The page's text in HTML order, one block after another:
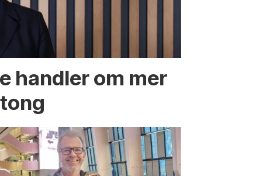
handler om mer